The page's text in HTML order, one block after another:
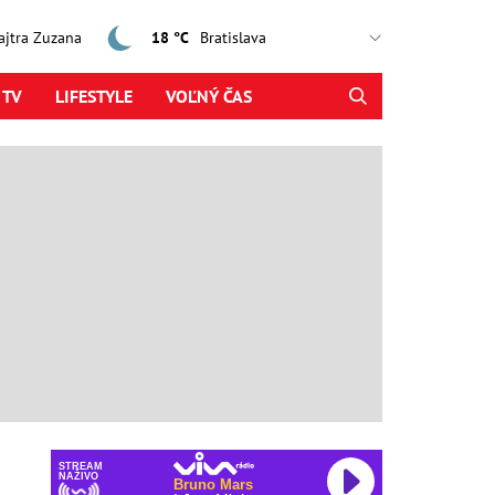
Zuzana 18 °C
LIFESTYLE VOĽNÝ ČAS
STREAM
NAŽIVO
Bruno Mars